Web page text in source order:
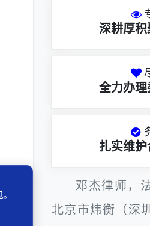
深耕厚
全力办
扎实维
邓杰律师，
北京市炜衡（深